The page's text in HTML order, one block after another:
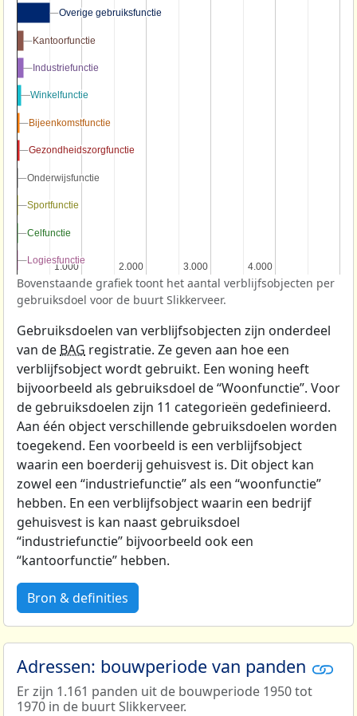
1.000
1.000 2.000
2.000 3.000
3.000 4.000
4.000
Overige gebruiksfunctie
Overige gebruiksfunctie
Kantoorfunctie
Kantoorfunctie
Industriefunctie
Industriefunctie
Winkelfunctie
Winkelfunctie
Bijeenkomstfunctie
Bijeenkomstfunctie
Gezondheidszorgfunctie
Gezondheidszorgfunctie
Onderwijsfunctie
Onderwijsfunctie
Sportfunctie
Sportfunctie
Celfunctie
Celfunctie
Logiesfunctie
Logiesfunctie
Bovenstaande grafiek toont het aantal verblijfsobjecten per
gebruiksdoel voor de buurt Slikkerveer.
Gebruiksdoelen van verblijfsobjecten zijn onderdeel
van deBAG registratie. Ze geven aan hoe een
verblijfsobject wordt gebruikt. Een woning heeft
bijvoorbeeld als gebruiksdoel de “Woonfunctie”. Voor
de gebruiksdoelen zijn 11 categorieën gedefinieerd.
Aan één object verschillende gebruiksdoelen worden
toegekend. Een voorbeeld is een verblijfsobject
waarin een boerderij gehuisvest is. Dit object kan
zowel een “industriefunctie” als een “woonfunctie”
hebben. En een verblijfsobject waarin een bedrijf
gehuisvest is kan naast gebruiksdoel
“industriefunctie” bijvoorbeeld ook een
“kantoorfunctie” hebben.
Bron & definities
Adressen: bouwperiode van panden
Er zijn 1.161 panden uit de bouwperiode 1950 tot
1970 in de buurt Slikkerveer.